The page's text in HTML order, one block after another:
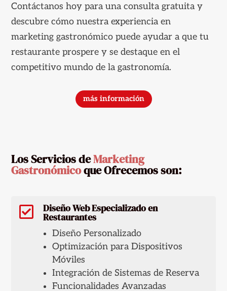
Contáctanos hoy para una consulta gratuita y
descubre cómo nuestra experiencia en
marketing gastronómico puede ayudar a que tu
restaurante prospere y se destaque en el
competitivo mundo de la gastronomía.
más información
Los Servicios deMarketing
Gastronómicoque Ofrecemos son:
 Diseño Web Especializado en
Restaurantes
Diseño Personalizado
Optimización para Dispositivos
Móviles
Integración de Sistemas de Reserva
Funcionalidades Avanzadas